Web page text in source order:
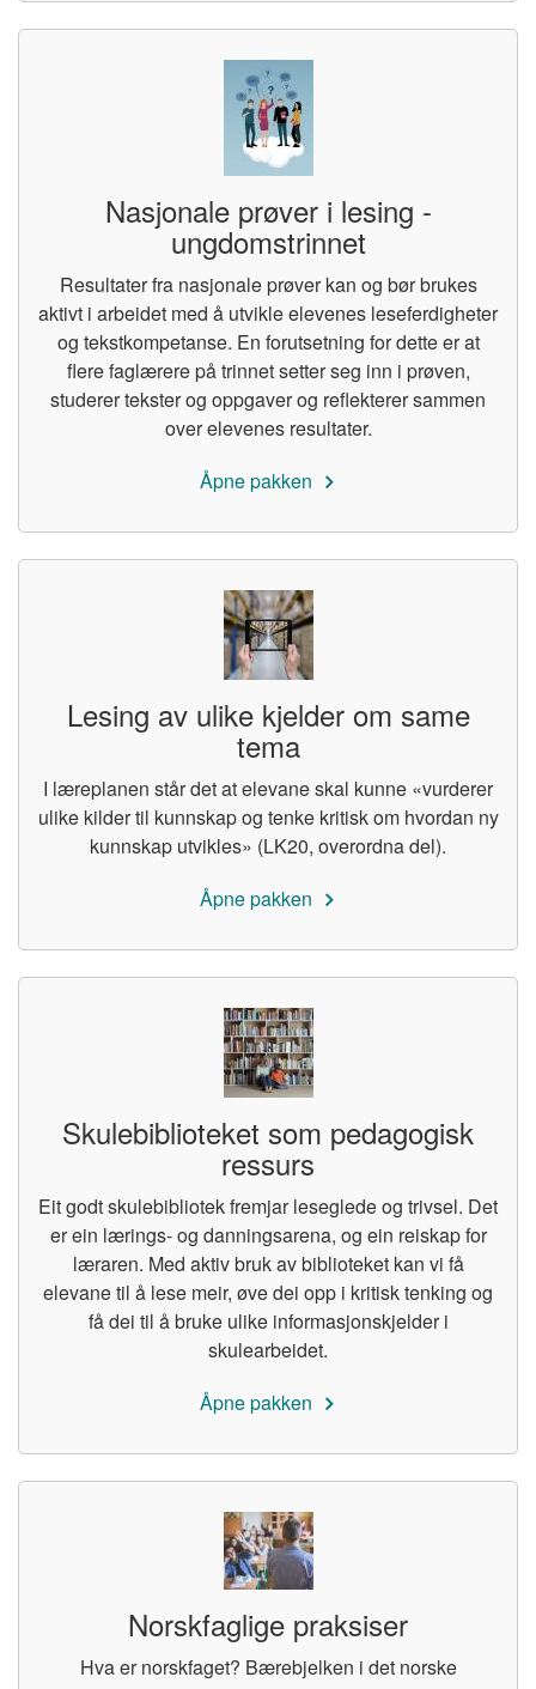
Nasjonale prøver i lesing -
ungdomstrinnet
Resultater fra nasjonale prøver kan og bør brukes
aktivt i arbeidet med å utvikle elevenes leseferdigheter
og tekstkompetanse. En forutsetning for dette er at
flere faglærere på trinnet setter seg inn i prøven,
studerer tekster og oppgaver og reflekterer sammen
over elevenes resultater.
Åpne pakken
Lesing av ulike kjelder om same
tema
I læreplanen står det at elevane skal kunne «vurderer
ulike kilder til kunnskap og tenke kritisk om hvordan ny
kunnskap utvikles» (LK20, overordna del).
Åpne pakken
Skulebiblioteket som pedagogisk
ressurs
Eit godt skulebibliotek fremjar leseglede og trivsel. Det
er ein lærings- og danningsarena, og ein reiskap for
læraren. Med aktiv bruk av biblioteket kan vi få
elevane til å lese meir, øve dei opp i kritisk tenking og
få dei til å bruke ulike informasjonskjelder i
skulearbeidet.
Åpne pakken
Norskfaglige praksiser
Hva er norskfaget? Bærebjelken i det norske